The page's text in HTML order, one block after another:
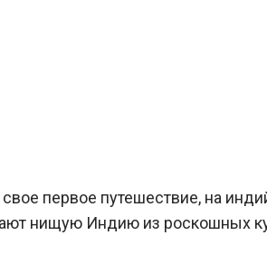
первое путешествие, на
нищую Индию из роскошных